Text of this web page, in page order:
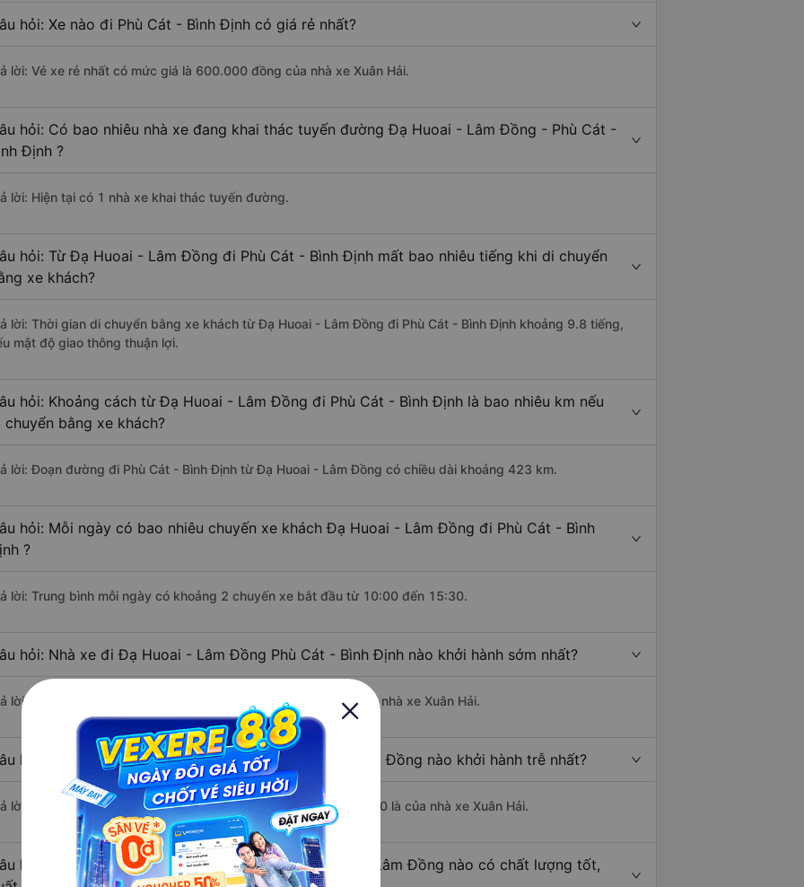
hỏi: Xe nào đi Phù Cát - Bình Định có giá rẻ nhất?
lời: Vé xe rẻ nhất có mức giá là 600.000 đồng của nhà xe Xuân Hải.
hỏi: Có bao nhiêu nhà xe đang khai thác tuyến đường Đạ Huoai - Lâm Đồng - Phù Cát -
Định ?
lời: Hiện tại có 1 nhà xe khai thác tuyến đường.
hỏi: Từ Đạ Huoai - Lâm Đồng đi Phù Cát - Bình Định mất bao nhiêu tiếng khi di chuyển
xe khách?
lời: Thời gian di chuyển bằng xe khách từ Đạ Huoai - Lâm Đồng đi Phù Cát - Bình Định khoảng 9.8 tiếng,
mật độ giao thông thuận lợi.
hỏi: Khoảng cách từ Đạ Huoai - Lâm Đồng đi Phù Cát - Bình Định là bao nhiêu km nếu
chuyển bằng xe khách?
lời: Đoạn đường đi Phù Cát - Bình Định từ Đạ Huoai - Lâm Đồng có chiều dài khoảng 423 km.
hỏi: Mỗi ngày có bao nhiêu chuyến xe khách Đạ Huoai - Lâm Đồng đi Phù Cát - Bình
?
lời: Trung bình mỗi ngày có khoảng 2 chuyến xe bắt đầu từ 10:00 đến 15:30.
hỏi: Nhà xe đi Đạ Huoai - Lâm Đồng Phù Cát - Bình Định nào khởi hành sớm nhất?
lời: Chuyến xe có giờ xuất phát sớm nhất vào lúc 10:00 là của nhà xe Xuân Hải.
hỏi: Nhà xe đi Phù Cát - Bình Định từ Đạ Huoai - Lâm Đồng nào khởi hành trễ nhất?
lời: Chuyến xe có giờ xuất phát trễ (muộn) nhất là vào lúc 15:30 là của nhà xe Xuân Hải.
hỏi: Review xe đi Phù Cát - Bình Định từ Đạ Huoai - Lâm Đồng nào có chất lượng tốt,